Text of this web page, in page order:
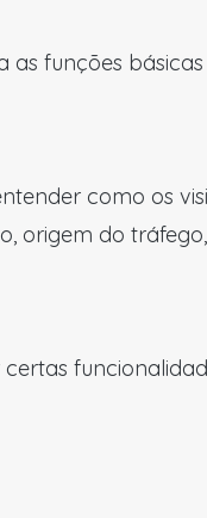
as funções
como os
origem do